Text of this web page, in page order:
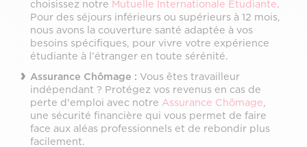
choisissez notre Mutuelle Internationale Étudiante
Pour des séjours inférieurs ou supérieurs à 12 mois,
nous avons la couverture santé adaptée à vos
besoins spécifiques, pour vivre votre expérience
étudiante à l’étranger en toute sérénité.
Assurance Chômage : Vous êtes travailleur
indépendant ? Protégez vos revenus en cas de
perte d'emploi avec notre Assurance Chômage
une sécurité financière qui vous permet de faire
face aux aléas professionnels et de rebondir plus
facilement.